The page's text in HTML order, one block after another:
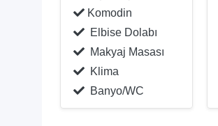
Komodin
Elbise Dolabı
Makyaj Masası
Klima
Banyo/WC